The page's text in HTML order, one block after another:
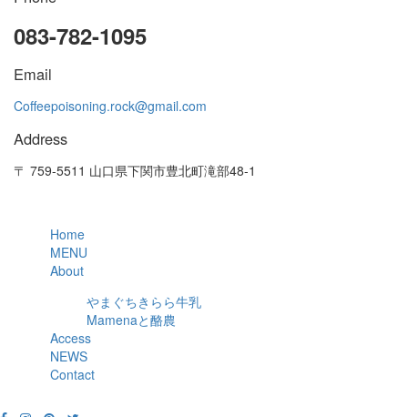
083-782-1095
Email
Coffeepoisoning.rock@gmail.com
Address
〒 759-5511 山口県下関市豊北町滝部48-1
Home
MENU
About
やまぐちきらら牛乳
Mamenaと酪農
Access
NEWS
Contact